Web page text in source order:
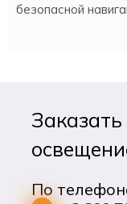
безопасной
По